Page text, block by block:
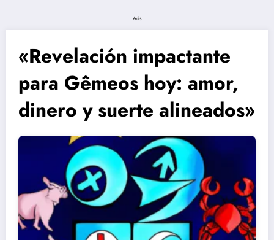
Ads
«Revelación impactante
para Gêmeos hoy: amor,
dinero y suerte alineados»